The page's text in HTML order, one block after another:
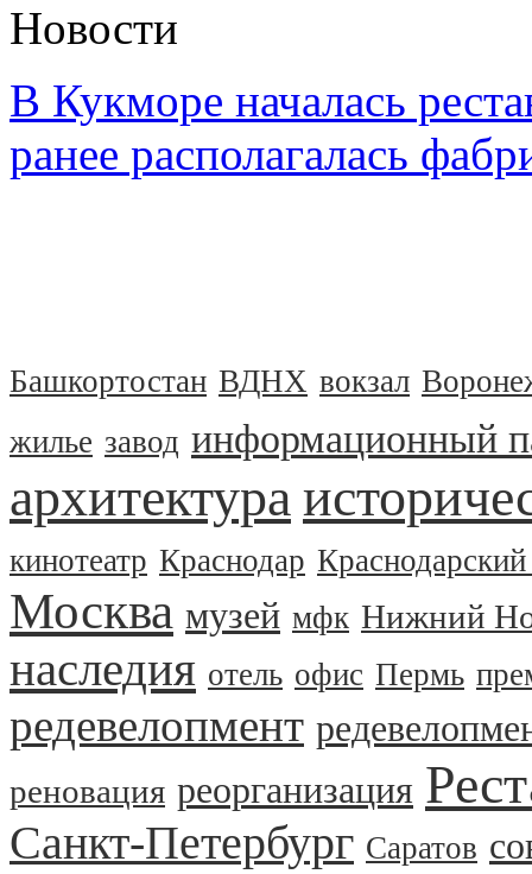
Новости
В Кукморе началась
ранее располагалась
Башкортостан ВДНХ вокзал
жилье завод информационный
архитектура
кинотеатр Краснодар
Москва музей мфк Нижний
наследия отель офис Пермь
редевелопмент
реновация реорганизация
Санкт-Петербург Саратов